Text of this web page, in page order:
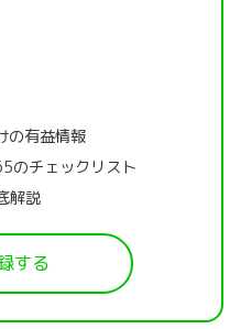
の有益情報
のチェックリスト
解説
する